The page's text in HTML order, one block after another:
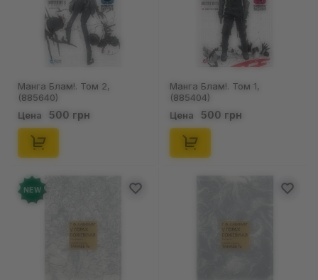
Манга Блам!. Том 2,
(885640)
Цена 500 грн
Манга Блам!. Том 1,
(885404)
Цена 500 грн
NEW